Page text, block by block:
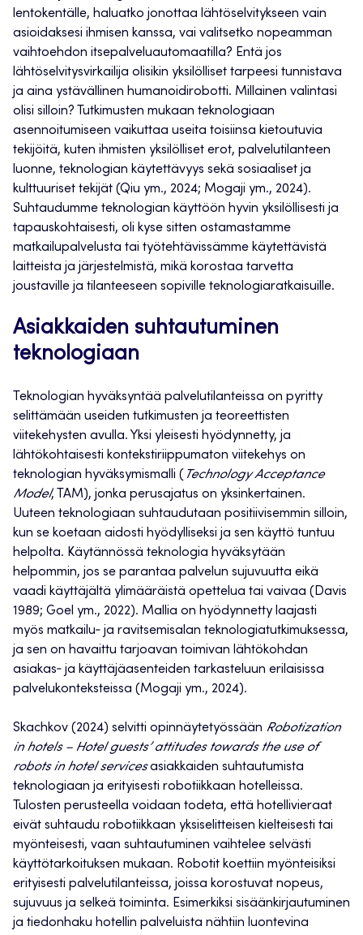
lentokentälle, haluatko jonottaa lähtöselvitykseen vain
asioidaksesi ihmisen kanssa, vai valitsetko nopeamman
vaihtoehdon itsepalveluautomaatilla? Entä jos
lähtöselvitysvirkailija olisikin yksilölliset tarpeesi tunnistava
ja aina ystävällinen humanoidirobotti. Millainen valintasi
olisi silloin? Tutkimusten mukaan teknologiaan
asennoitumiseen vaikuttaa useita toisiinsa kietoutuvia
tekijöitä, kuten ihmisten yksilölliset erot, palvelutilanteen
luonne, teknologian käytettävyys sekä sosiaaliset ja
kulttuuriset tekijät (Qiu ym., 2024; Mogaji ym., 2024).
Suhtaudumme teknologian käyttöön hyvin yksilöllisesti ja
tapauskohtaisesti, oli kyse sitten ostamastamme
matkailupalvelusta tai työtehtävissämme käytettävistä
laitteista ja järjestelmistä, mikä korostaa tarvetta
joustaville ja tilanteeseen sopiville teknologiaratkaisuille.
Asiakkaiden suhtautuminen
teknologiaan
Teknologian hyväksyntää palvelutilanteissa on pyritty
selittämään useiden tutkimusten ja teoreettisten
viitekehysten avulla. Yksi yleisesti hyödynnetty, ja
lähtökohtaisesti kontekstiriippumaton viitekehys on
teknologian hyväksymismalli ( Technology Acceptance
Model, TAM), jonka perusajatus on yksinkertainen.
Uuteen teknologiaan suhtaudutaan positiivisemmin silloin,
kun se koetaan aidosti hyödylliseksi ja sen käyttö tuntuu
helpolta. Käytännössä teknologia hyväksytään
helpommin, jos se parantaa palvelun sujuvuutta eikä
vaadi käyttäjältä ylimääräistä opettelua tai vaivaa (Davis
1989; Goel ym., 2022). Mallia on hyödynnetty laajasti
myös matkailu‑ ja ravitsemisalan teknologiatutkimuksessa,
ja sen on havaittu tarjoavan toimivan lähtökohdan
asiakas‑ ja käyttäjäasenteiden tarkasteluun erilaisissa
palvelukonteksteissa (Mogaji ym., 2024).
Skachkov (2024) selvitti opinnäytetyössään Robotization
in hotels – Hotel guests’ attitudes towards the use of
robots in hotel servicesasiakkaiden suhtautumista
teknologiaan ja erityisesti robotiikkaan hotelleissa.
Tulosten perusteella voidaan todeta, että hotellivieraat
eivät suhtaudu robotiikkaan yksiselitteisen kielteisesti tai
myönteisesti, vaan suhtautuminen vaihtelee selvästi
käyttötarkoituksen mukaan. Robotit koettiin myönteisiksi
erityisesti palvelutilanteissa, joissa korostuvat nopeus,
sujuvuus ja selkeä toiminta. Esimerkiksi sisäänkirjautuminen
ja tiedonhaku hotellin palveluista nähtiin luontevina